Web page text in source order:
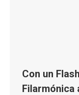
Con un
Filarmónica